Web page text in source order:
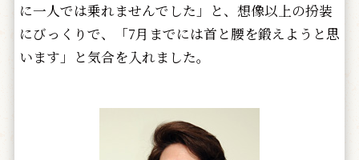
に一人では乗れませんでした」と、想像以上の扮装
にびっくりで、「7月までには首と腰を鍛えようと思
います」と気合を入れました。